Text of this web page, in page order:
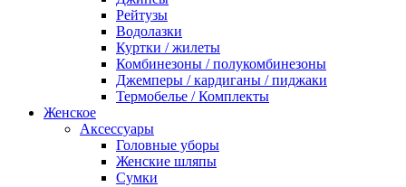
Рейтузы
Водолазки
Куртки / жилеты
Комбинезоны / полукомбинезоны
Джемперы / кардиганы / пиджаки
Термобелье / Комплекты
Женское
Аксессуары
Головные уборы
Женские шляпы
Сумки